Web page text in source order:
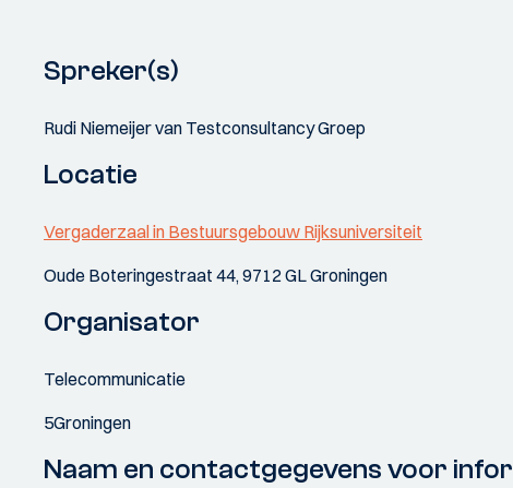
Spreker(s)
Rudi Niemeijer van Testconsultancy Groep
Locatie
Vergaderzaal in Bestuursgebouw Rijksuniversiteit
Oude Boteringestraat 44, 9712 GL Groningen
Organisator
Telecommunicatie
5Groningen
Naam en contactgegevens voor